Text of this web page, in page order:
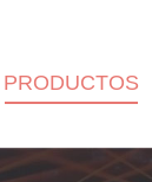
PRODUCTOS